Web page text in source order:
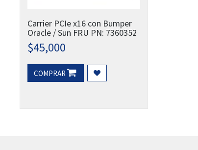
Carrier PCIe x16 con Bumper
Oracle / Sun FRU PN: 7360352
$45,000
COMPRAR